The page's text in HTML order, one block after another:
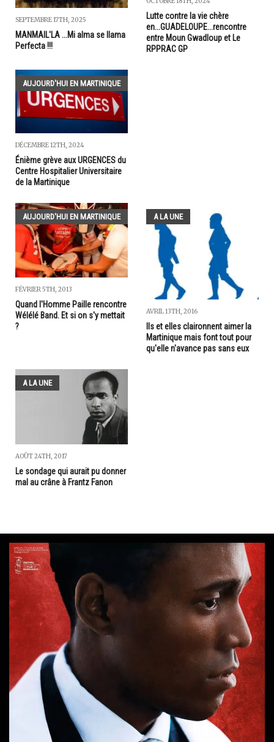
SEPTEMBRE 17TH, 2025
MANMAIL'LA ...Mi alma se llama
Perfecta !!!
Lutte contre la vie chère
en...GUADELOUPE...rencontre
entre Moun Gwadloup et Le
RPPRAC GP
AUJOURD'HUI EN MARTINIQUE
DÉCEMBRE 12TH, 2024
Énième grève aux URGENCES du
Centre Hospitalier Universitaire
de la Martinique
AUJOURD'HUI EN MARTINIQUE
FÉVRIER 5TH, 2013
Quand l'Homme Paille rencontre
Wélélé Band. Et si on s'y mettait
?
A LA UNE
AVRIL 13TH, 2016
Ils et elles claironnent aimer la
Martinique mais font tout pour
qu'elle n'avance pas sans eux
A LA UNE
AOÛT 24TH, 2017
Le sondage qui aurait pu donner
mal au crâne à Frantz Fanon